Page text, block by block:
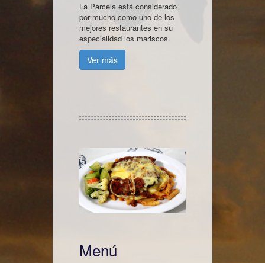
La Parcela está considerado
por mucho como uno de los
mejores restaurantes en su
especialidad los mariscos.
Ver más
Menú